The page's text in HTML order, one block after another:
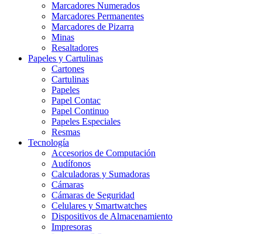
Marcadores Numerados
Marcadores Permanentes
Marcadores de Pizarra
Minas
Resaltadores
Papeles y Cartulinas
Cartones
Cartulinas
Papeles
Papel Contac
Papel Continuo
Papeles Especiales
Resmas
Tecnología
Accesorios de Computación
Audífonos
Calculadoras y Sumadoras
Cámaras
Cámaras de Seguridad
Celulares y Smartwatches
Dispositivos de Almacenamiento
Impresoras